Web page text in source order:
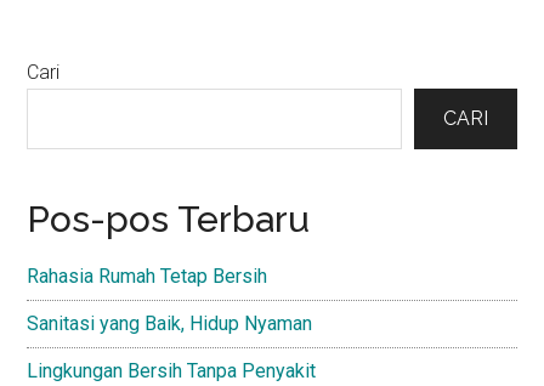
Primary
Cari
CARI
Pos-pos Terbaru
Rahasia Rumah Tetap Bersih
Sanitasi yang Baik, Hidup Nyaman
Lingkungan Bersih Tanpa Penyakit